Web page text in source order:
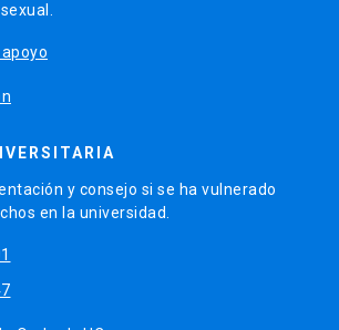
y consejo si se ha vulnerado
en la universidad.